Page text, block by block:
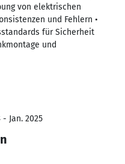
von elektrischen
und Fehlern •
für Sicherheit
und
Jan. 2025